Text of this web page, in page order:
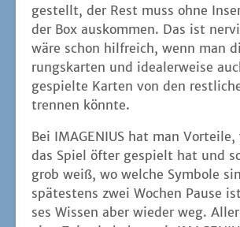
gestellt, der Rest muss ohne
der Box aus­kom­men. Das ist
wäre schon hilf­reich, wenn man
rungs­kar­ten und idea­ler­wei­se
gespiel­te Kar­ten von den
tren­nen könnte.
Bei IMAGENIUS hat man
das Spiel öfter gespielt hat und
grob weiß, wo wel­che Sym­bo­le
spä­tes­tens zwei Wochen Pau­se
ses Wis­sen aber wie­der weg.